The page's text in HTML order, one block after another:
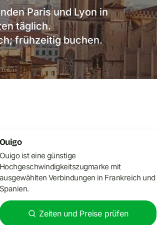
Paris und Lyon in
täglich.
frühzeitig buchen.
Ouigo
Ouigo ist eine günstige
Hochgeschwindigkeitszugmarke mit
ausgewählten Verbindungen in Frankreich und
Spanien.
Zeiten und Preise prüfen